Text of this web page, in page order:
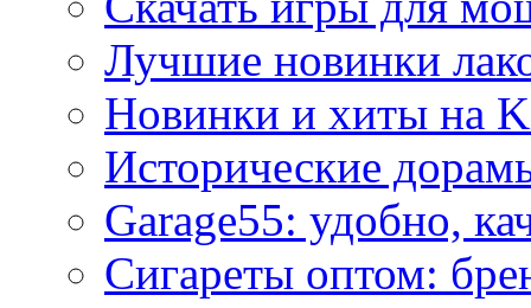
Лучшие новинки
Новинки и хиты на
Исторические
Garage55: удобно,
Сигареты оптом: